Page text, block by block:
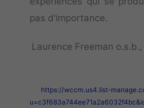
pas d'importance.
Laurence Freeman o.s.b.,
https://wccm.us4.list-